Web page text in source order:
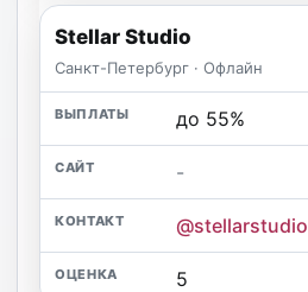
Stellar Studio
Санкт-Петербург · Офлайн
до 55%
-
@stellarstudio
5